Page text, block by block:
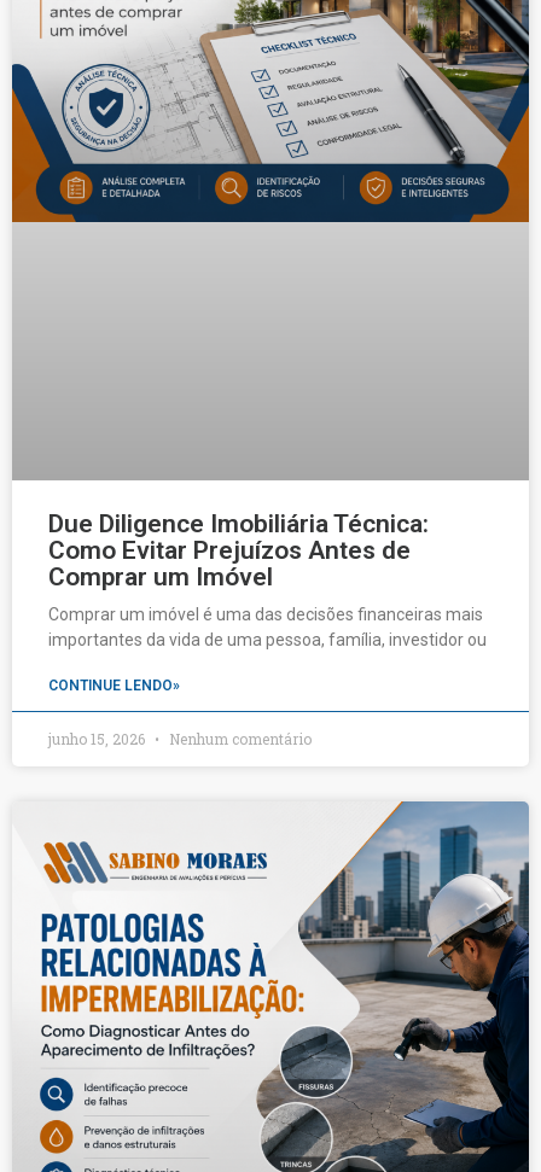
Due Diligence Imobiliária Técnica:
Como Evitar Prejuízos Antes de
Comprar um Imóvel
Comprar um imóvel é uma das decisões financeiras mais
importantes da vida de uma pessoa, família, investidor ou
CONTINUE LENDO»
junho 15, 2026 Nenhum comentário